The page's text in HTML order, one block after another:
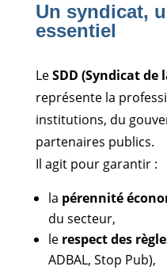
Un syndicat,
essentiel
LeSDD (Syndicat
représente la
institutions, du
partenaires publics.
Il agit pour garantir :
la pérennité
du secteur,
le respect des
ADBAL, Stop Pub),